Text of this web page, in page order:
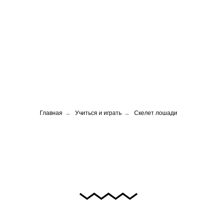
Главная → Учиться и играть → Скелет лошади